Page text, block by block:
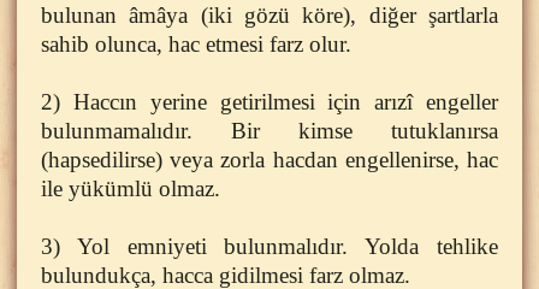
bulunan âmâya (iki gözü köre), diğer şartlarla
sahib olunca, hac etmesi farz olur.
2) Haccın yerine getirilmesi için arızî engeller
bulunmamalıdır. Bir kimse tutuklanırsa
(hapsedilirse) veya zorla hacdan engellenirse, hac
ile yükümlü olmaz.
3) Yol emniyeti bulunmalıdır. Yolda tehlike
bulundukça, hacca gidilmesi farz olmaz.